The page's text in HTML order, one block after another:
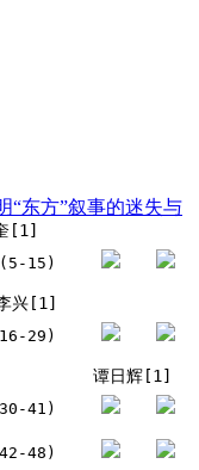
“东方”叙事的迷失与
[1]
(5-15)
兴[1]
29)
谭日辉[1]
41)
48)